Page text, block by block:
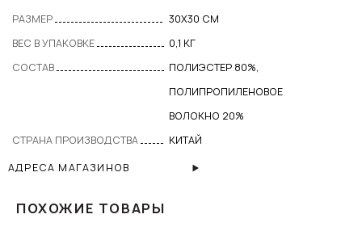
РАЗМЕР
30Х30 СМ
ВЕС В УПАКОВКЕ
0,1 КГ
СОСТАВ
ПОЛИЭСТЕР 80%,
ПОЛИПРОПИЛЕНОВОЕ
ВОЛОКНО 20%
СТРАНА ПРОИЗВОДСТВА
КИТАЙ
АДРЕСА МАГАЗИНОВ
ПОХОЖИЕ ТОВАРЫ